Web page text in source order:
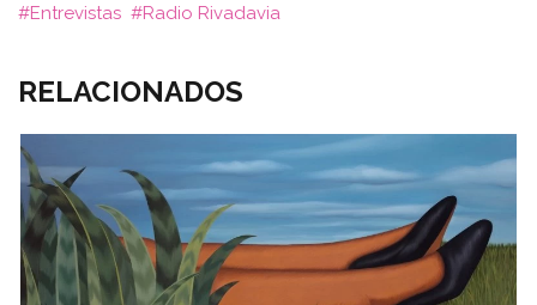
Entrevistas
Radio Rivadavia
RELACIONADOS